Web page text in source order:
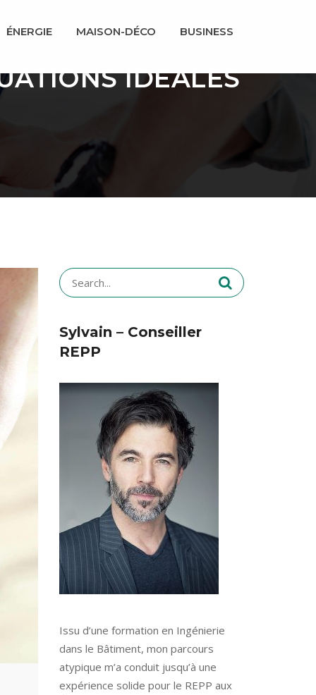
ÉNERGIE MAISON-DÉCO BUSINESS
IDÉALES
Search
for:
Sylvain – Conseiller
REPP
Issu d’une formation en Ingénierie
dans le Bâtiment, mon parcours
atypique m’a conduit jusqu’à une
expérience solide pour le REPP aux